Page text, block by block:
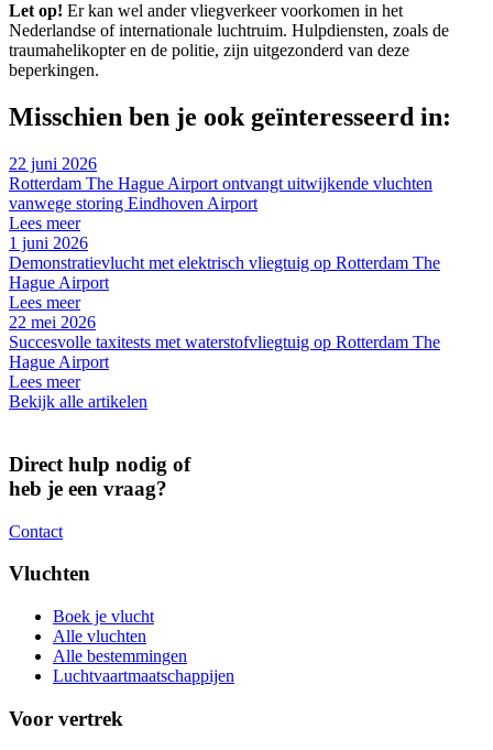
Let op! Er kan wel ander vliegverkeer voorkomen in het
Nederlandse of internationale luchtruim. Hulpdiensten, zoals de
traumahelikopter en de politie, zijn uitgezonderd van deze
beperkingen.
Misschien ben je ook geïnteresseerd in:
22 juni 2026
Rotterdam The Hague Airport ontvangt uitwijkende vluchten
vanwege storing Eindhoven Airport
Lees meer
1 juni 2026
Demonstratievlucht met elektrisch vliegtuig op Rotterdam The
Hague Airport
Lees meer
22 mei 2026
Succesvolle taxitests met waterstofvliegtuig op Rotterdam The
Hague Airport
Lees meer
Bekijk alle artikelen
Direct hulp nodig of
heb je een vraag?
Contact
Vluchten
Boek je vlucht
Alle vluchten
Alle bestemmingen
Luchtvaartmaatschappijen
Voor vertrek